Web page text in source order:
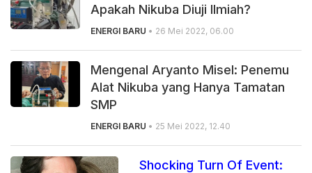
Apakah Nikuba Diuji Ilmiah?
ENERGI BARU • 26 Mei 2022, 06.00
Mengenal Aryanto Misel: Penemu
Alat Nikuba yang Hanya Tamatan
SMP
ENERGI BARU • 25 Mei 2022, 12.40
Shocking Turn Of Event: